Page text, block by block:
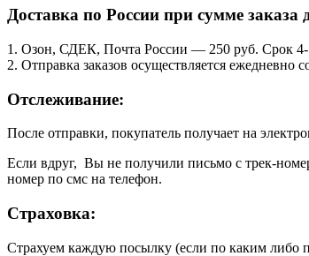
Доставка по России при сумме
1. Озон, СДЕК, Почта России — 250 руб. Срок
2. Отправка заказов осуществляется ежедневно
Отслеживание:
После отправки, покупатель получает на
Если вдруг, Вы не получили письмо с трек-
номер по смс на телефон.
Страховка:
Страхуем каждую посылку (если по каким либо